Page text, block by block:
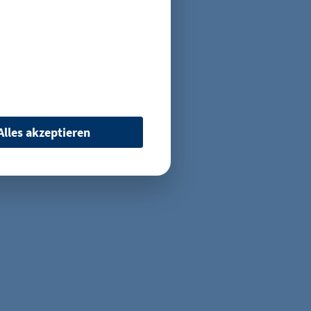
auf der Seite des
akzeptieren
zurück in